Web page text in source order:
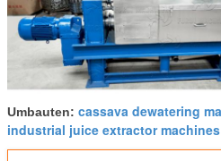
Umbauten: cassava dewatering
industrial juice extractor machines